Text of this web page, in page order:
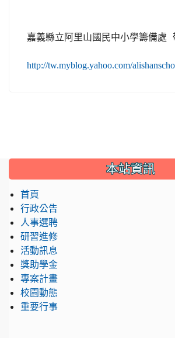
嘉義縣立阿里山國民中小學籌備處
http://tw.myblog.yahoo.com/
::: 本站資訊
首頁
行政公告
人事選聘
研習進修
活動訊息
獎助學金
專案計畫
校園動態
重要行事